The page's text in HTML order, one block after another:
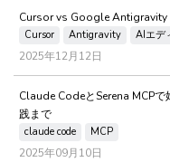
Cursor vs Google Antigravity
Cursor Antigravity AIエデ
2025年12月12日
Claude CodeとSerena MCP
践まで
claude code MCP
2025年09月10日